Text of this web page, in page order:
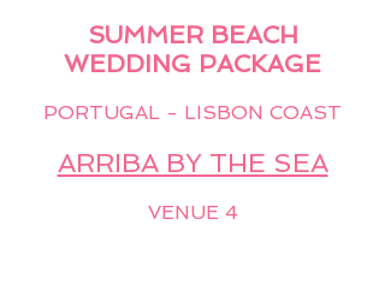
SUMMER BEACH
WEDDING PACKAGE
PORTUGAL - LISBON COAST
ARRIBA BY THE SEA
VENUE 4